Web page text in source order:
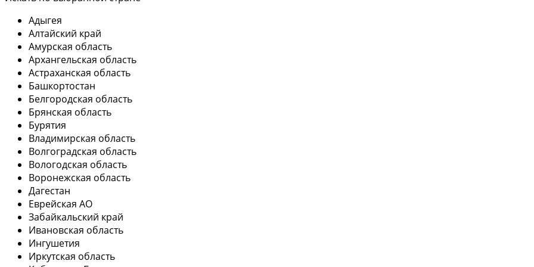
Адыгея
Алтайский край
Амурская область
Архангельская область
Астраханская область
Башкортостан
Белгородская область
Брянская область
Бурятия
Владимирская область
Волгоградская область
Вологодская область
Воронежская область
Дагестан
Еврейская АО
Забайкальский край
Ивановская область
Ингушетия
Иркутская область